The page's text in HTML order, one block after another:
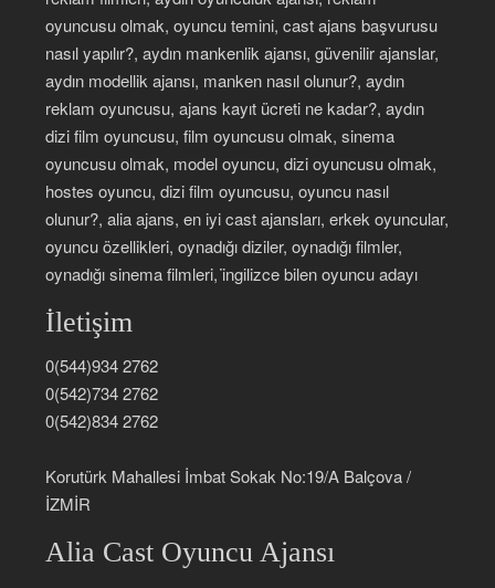
oyuncusu olmak, oyuncu temini, cast ajans başvurusu
nasıl yapılır?, aydın mankenlik ajansı, güvenilir ajanslar,
aydın modellik ajansı, manken nasıl olunur?, aydın
reklam oyuncusu, ajans kayıt ücreti ne kadar?, aydın
dizi film oyuncusu, film oyuncusu olmak, sinema
oyuncusu olmak, model oyuncu, dizi oyuncusu olmak,
hostes oyuncu, dizi film oyuncusu, oyuncu nasıl
olunur?, alia ajans, en iyi cast ajansları, erkek oyuncular,
oyuncu özellikleri, oynadığı diziler, oynadığı filmler,
oynadığı sinema filmleri, i̇ngilizce bilen oyuncu adayı
İletişim
0(544)934 2762
0(542)734 2762
0(542)834 2762
Korutürk Mahallesi İmbat Sokak No:19/A Balçova /
İZMİR
Alia Cast Oyuncu Ajansı